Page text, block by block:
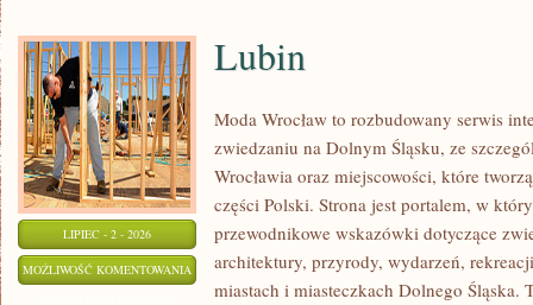
LIPIEC - 2 - 2026
MOŻLIWOŚĆ KOMENTOWANIA LUBIN
Lubin
Moda Wrocław to rozbudowany serwis
zwiedzaniu na Dolnym Śląsku, ze
Wrocławia oraz miejscowości, które
części Polski. Strona jest portalem, w
przewodnikowe wskazówki dotyczące
architektury, przyrody, wydarzeń,
miastach i miasteczkach Dolnego Śląska.